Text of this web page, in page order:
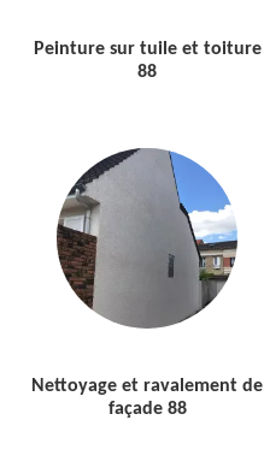
Peinture sur tuile et toiture
88
Nettoyage et ravalement de
façade 88